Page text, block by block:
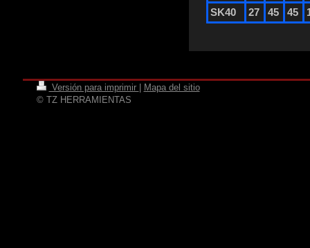
SK40
27 45 45
Versión para imprimir
Mapa del sitio
© TZ HERRAMIENTAS